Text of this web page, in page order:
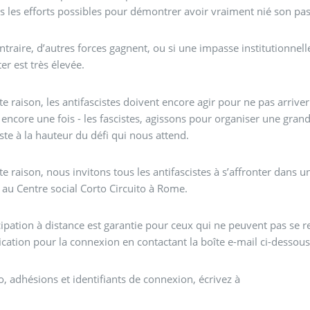
les efforts possibles pour démontrer avoir vraiment nié son
d’autres forces gagnent, ou si une impasse
est très élevée.
raison, les antifascistes doivent encore agir pour ne pas
une fois - les fascistes, agissons pour organiser une
à la hauteur du défi qui nous attend.
raison, nous invitons tous les antifascistes à s’affronter dans
Centre social Corto Circuito à Rome.
à distance est garantie pour ceux qui ne peuvent pas
pour la connexion en contactant la boîte e-mail ci-
adhésions et identifiants de connexion, écrivez à